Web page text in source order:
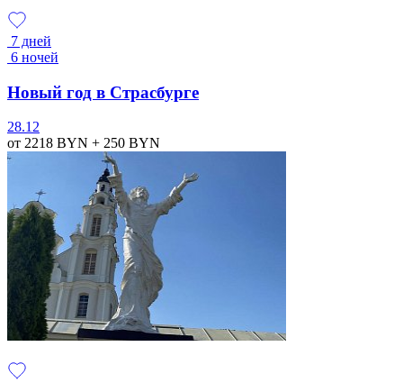
7 дней
6 ночей
Новый год в Страсбурге
28.12
от 2218 BYN + 250 BYN